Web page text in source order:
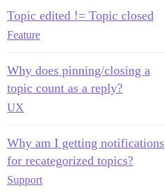
Topic edited != Topic closed
Feature
Why does pinning/closing a
topic count as a reply?
UX
Why am I getting notifications
for recategorized topics?
Support